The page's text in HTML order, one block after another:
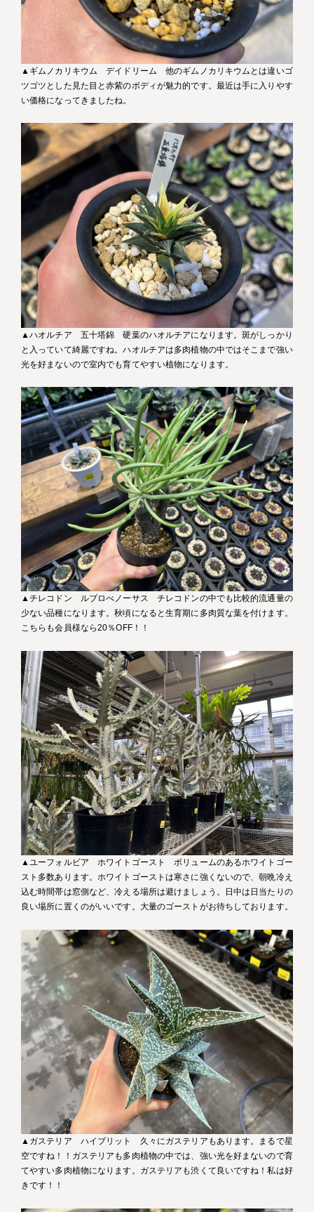
▲ギムノカリキウム デイドリーム 他のギムノカリキウムとは違いゴ
ツゴツとした見た目と赤紫のボディが魅力的です。最近は手に入りやす
い価格になってきましたね。
▲ハオルチア 五十塔錦 硬葉のハオルチアになります。斑がしっかり
と入っていて綺麗ですね。ハオルチアは多肉植物の中ではそこまで強い
光を好まないので室内でも育てやすい植物になります。
▲チレコドン ルブロべノーサス チレコドンの中でも比較的流通量の
少ない品種になります。秋頃になると生育期に多肉質な葉を付けます。
こちらも会員様なら20％OFF！！
▲ユーフォルビア ホワイトゴースト ボリュームのあるホワイトゴー
スト多数あります。ホワイトゴーストは寒さに強くないので、朝晩冷え
込む時間帯は窓側など、冷える場所は避けましょう。日中は日当たりの
良い場所に置くのがいいです。大量のゴーストがお待ちしております。
▲ガステリア ハイブリット 久々にガステリアもあります。まるで星
空ですね！！ガステリアも多肉植物の中では、強い光を好まないので育
てやすい多肉植物になります。ガステリアも渋くて良いですね！私は好
きです！！